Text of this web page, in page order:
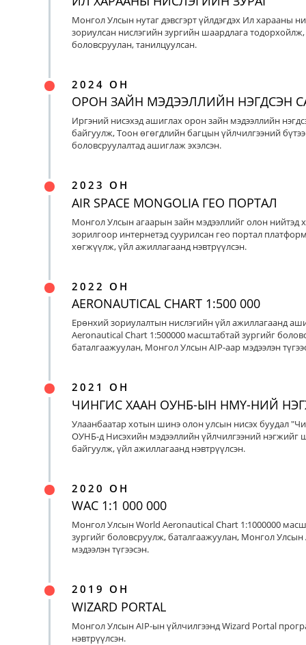
Монгол Улсын нутаг дэвсгэрт үйлдэгдэх Ил харааны
зориулсан нислэгийн зургийн шаардлага тодорхойлж,
боловсруулан, танилцуулсан.
2024 ОН
ОРОН ЗАЙН МЭДЭЭЛЛИЙН НЭГДСЭН
Иргэний нисэхэд ашиглах орон зайн мэдээллийн
байгуулж, Тоон өгөгдлийн багцын үйлчилгээний
боловсруулалтад ашиглаж эхэлсэн.
2023 ОН
AIR SPACE MONGOLIA ГЕО ПОРТАЛ
Монгол Улсын агаарын зайн мэдээллийг олон нийтэд
зорилгоор интернетэд суурилсан гео портал
хөгжүүлж, үйл ажиллагаанд нэвтрүүлсэн.
2022 ОН
AERONAUTICAL CHART 1:500 000
Ерөнхий зориулалтын нислэгийн үйл ажиллагаанд
Aeronautical Chart 1:500000 масштабтай зургийг
баталгаажуулан, Монгол Улсын AIP-аар мэдээлэн
2021 ОН
ЧИНГИС ХААН ОУНБ-ЫН НМҮ-НИЙ
Улаанбаатар хотын шинэ олон улсын нисэх буудал
ОУНБ-д Нисэхийн мэдээллийн үйлчилгээний нэгжийг
байгуулж, үйл ажиллагаанд нэвтрүүлсэн.
2020 ОН
WAC 1:1 000 000
Монгол Улсын World Aeronautical Chart 1:1000000
зургийг боловсруулж, баталгаажуулан, Монгол Улсын
мэдээлэн түгээсэн.
2019 ОН
WIZARD PORTAL
Монгол Улсын AIP-ын үйлчилгээнд Wizard Portal
нэвтрүүлсэн.